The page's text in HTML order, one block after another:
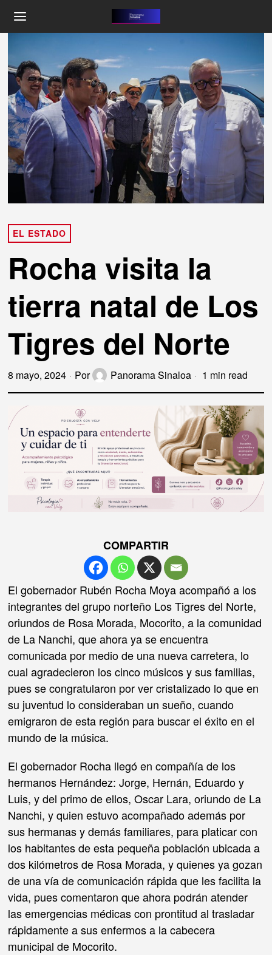
EL ESTADO
Rocha visita la
tierra natal de Los
Tigres del Norte
8 mayo, 2024 Por Panorama Sinaloa 1 min read
COMPARTIR
El gobernador Rubén Rocha Moya acompañó a los
integrantes del grupo norteño Los Tigres del Norte,
oriundos de Rosa Morada, Mocorito, a la comunidad
de La Nanchi, que ahora ya se encuentra
comunicada por medio de una nueva carretera, lo
cual agradecieron los cinco músicos y sus familias,
pues se congratularon por ver cristalizado lo que en
su juventud lo consideraban un sueño, cuando
emigraron de esta región para buscar el éxito en el
mundo de la música.
El gobernador Rocha llegó en compañía de los
hermanos Hernández: Jorge, Hernán, Eduardo y
Luis, y del primo de ellos, Oscar Lara, oriundo de La
Nanchi, y quien estuvo acompañado además por
sus hermanas y demás familiares, para platicar con
los habitantes de esta pequeña población ubicada a
dos kilómetros de Rosa Morada, y quienes ya gozan
de una vía de comunicación rápida que les facilita la
vida, pues comentaron que ahora podrán atender
las emergencias médicas con prontitud al trasladar
rápidamente a sus enfermos a la cabecera
municipal de Mocorito.